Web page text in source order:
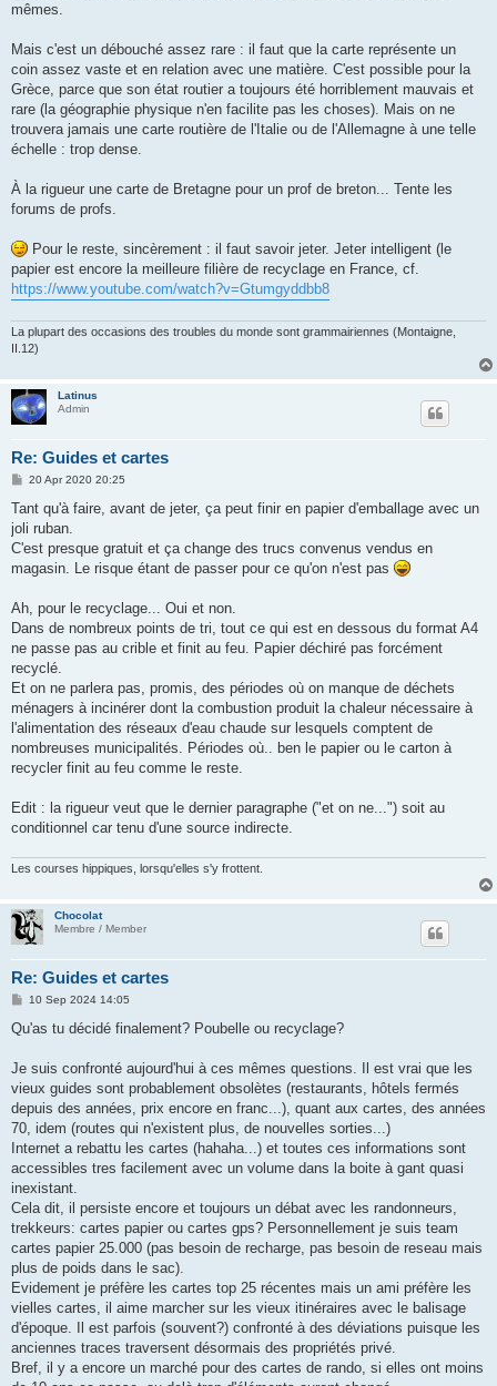
mêmes.
Mais c'est un débouché assez rare : il faut que la carte représente un
coin assez vaste et en relation avec une matière. C'est possible pour la
Grèce, parce que son état routier a toujours été horriblement mauvais et
rare (la géographie physique n'en facilite pas les choses). Mais on ne
trouvera jamais une carte routière de l'Italie ou de l'Allemagne à une telle
échelle : trop dense.
À la rigueur une carte de Bretagne pour un prof de breton... Tente les
forums de profs.
Pour le reste, sincèrement : il faut savoir jeter. Jeter intelligent (le
papier est encore la meilleure filière de recyclage en France, cf.
https://www.youtube.com/watch?v=Gtumgyddbb8
La plupart des occasions des troubles du monde sont grammairiennes (Montaigne,
II.12)
Latinus
Admin
Re: Guides et cartes
P
s
20 Apr 2020 20:25
Tant qu'à faire, avant de jeter, ça peut finir en papier d'emballage avec un
joli ruban.
C'est presque gratuit et ça change des trucs convenus vendus en
magasin. Le risque étant de passer pour ce qu'on n'est pas
Ah, pour le recyclage... Oui et non.
Dans de nombreux points de tri, tout ce qui est en dessous du format A4
ne passe pas au crible et finit au feu. Papier déchiré pas forcément
recyclé.
Et on ne parlera pas, promis, des périodes où on manque de déchets
ménagers à incinérer dont la combustion produit la chaleur nécessaire à
l'alimentation des réseaux d'eau chaude sur lesquels comptent de
nombreuses municipalités. Périodes où.. ben le papier ou le carton à
recycler finit au feu comme le reste.
Edit : la rigueur veut que le dernier paragraphe ("et on ne...") soit au
conditionnel car tenu d'une source indirecte.
Les courses hippiques, lorsqu'elles s'y frottent.
Chocolat
Membre / Member
Re: Guides et cartes
P
s
10 Sep 2024 14:05
Qu'as tu décidé finalement? Poubelle ou recyclage?
Je suis confronté aujourd'hui à ces mêmes questions. Il est vrai que les
vieux guides sont probablement obsolètes (restaurants, hôtels fermés
depuis des années, prix encore en franc...), quant aux cartes, des années
70, idem (routes qui n'existent plus, de nouvelles sorties...)
Internet a rebattu les cartes (hahaha...) et toutes ces informations sont
accessibles tres facilement avec un volume dans la boite à gant quasi
inexistant.
Cela dit, il persiste encore et toujours un débat avec les randonneurs,
trekkeurs: cartes papier ou cartes gps? Personnellement je suis team
cartes papier 25.000 (pas besoin de recharge, pas besoin de reseau mais
plus de poids dans le sac).
Evidement je préfère les cartes top 25 récentes mais un ami préfère les
vielles cartes, il aime marcher sur les vieux itinéraires avec le balisage
d'époque. Il est parfois (souvent?) confronté à des déviations puisque les
anciennes traces traversent désormais des propriétés privé.
Bref, il y a encore un marché pour des cartes de rando, si elles ont moins